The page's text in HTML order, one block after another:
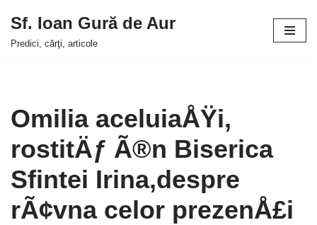
Sari
Sf. Ioan Gură de Aur
Predici, cărţi, articole
Omilia aceluiaÅŸi,
rostitÄƒ Ã®n Biserica
Sfintei Irina,despre
rÃ¢vna celor prezenÅ£i